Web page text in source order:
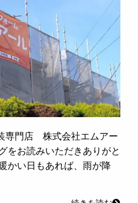
門店 株式会社エムアー
をお読みいただきありがと
かい日もあれば、雨が降